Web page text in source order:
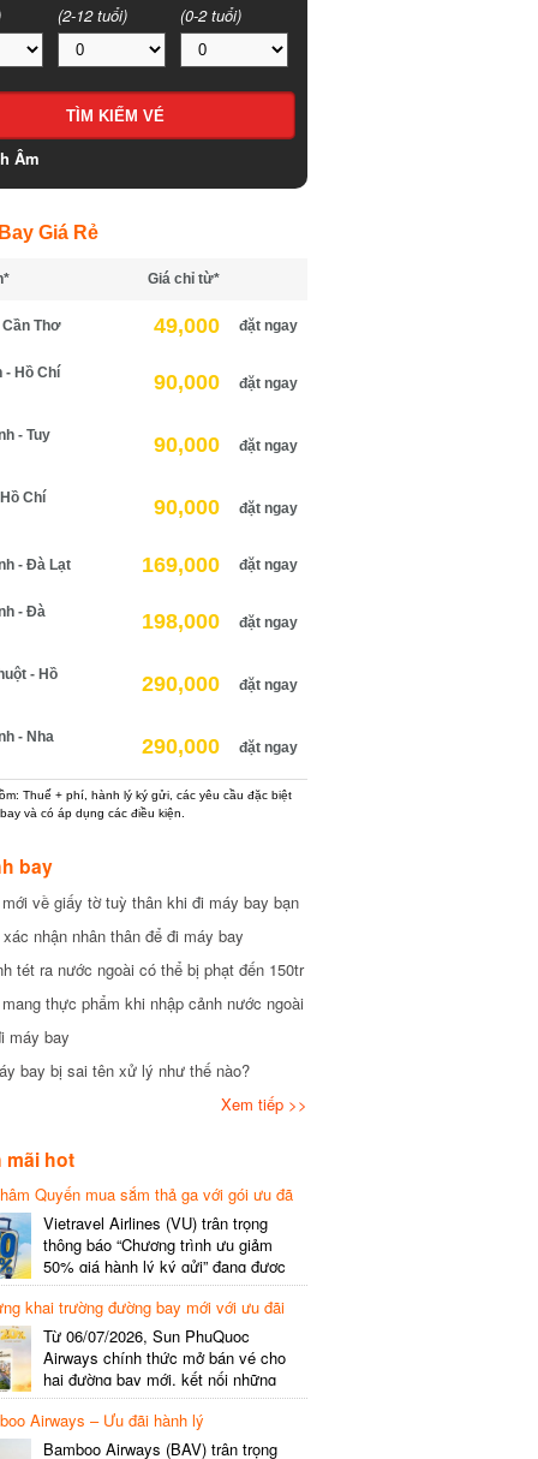
(2-12 tuổi)
(0-2 tuổi)
Âm
Giá Rẻ
Giá chỉ từ*
Thơ 49,000 đặt ngay
Hồ Chí
90,000 đặt ngay
- Tuy
90,000 đặt ngay
Chí
90,000 đặt ngay
- Đà Lạt 169,000 đặt ngay
- Đà
198,000 đặt ngay
- Hồ
290,000 đặt ngay
- Nha
290,000 đặt ngay
Thuế + phí, hành lý ký gửi, các yêu cầu đặc biệt
và có áp dụng các điều kiện.
bay
về giấy tờ tuỳ thân khi đi máy bay bạn
nhận nhân thân để đi máy bay
tét ra nước ngoài có thể bị phạt đến 150tr
thực phẩm khi nhập cảnh nước ngoài
bay
bay bị sai tên xử lý như thế nào?
Xem tiếp >>
hot
Quyến mua sắm thả ga với gói ưu đã
gói cước
Vietravel Airlines (VU) trân trọng
thông báo “Chương trình ưu giảm
50% giá hành lý ký gửi” đang được
triển khai cho đường bay quốc tế mới
kết nối từ TP. Hồ Chí Minh
(SGN) đi Thâm Quyến – Trung Quốc
(SZX), chi tiết như sau: LỊCH BAY
CHI TIẾT Đường bay SHCB Giờ khởi
hành Giờ đến Tần suất…
khai trường đường bay mới với ưu đãi
Từ 06/07/2026, Sun PhuQuoc
Airways chính thức mở bán vé cho
hai đường bay mới, kết nối những
điểm đến giàu trải nghiệm, giúp hành
khách khám phá vẻ đẹp thiên nhiên
và văn hóa của miền Trung Việt Nam.
Airways – Ưu đãi hành lý
Bamboo Airways (BAV) trân trọng